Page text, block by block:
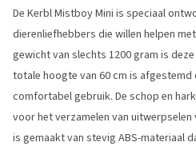
De Kerbl Mistboy Mini is speciaal
dierenliefhebbers die willen helpen
gewicht van slechts 1200 gram is
totale hoogte van 60 cm is
comfortabel gebruik. De schop en
voor het verzamelen van uitwerpselen
is gemaakt van stevig ABS-materiaal